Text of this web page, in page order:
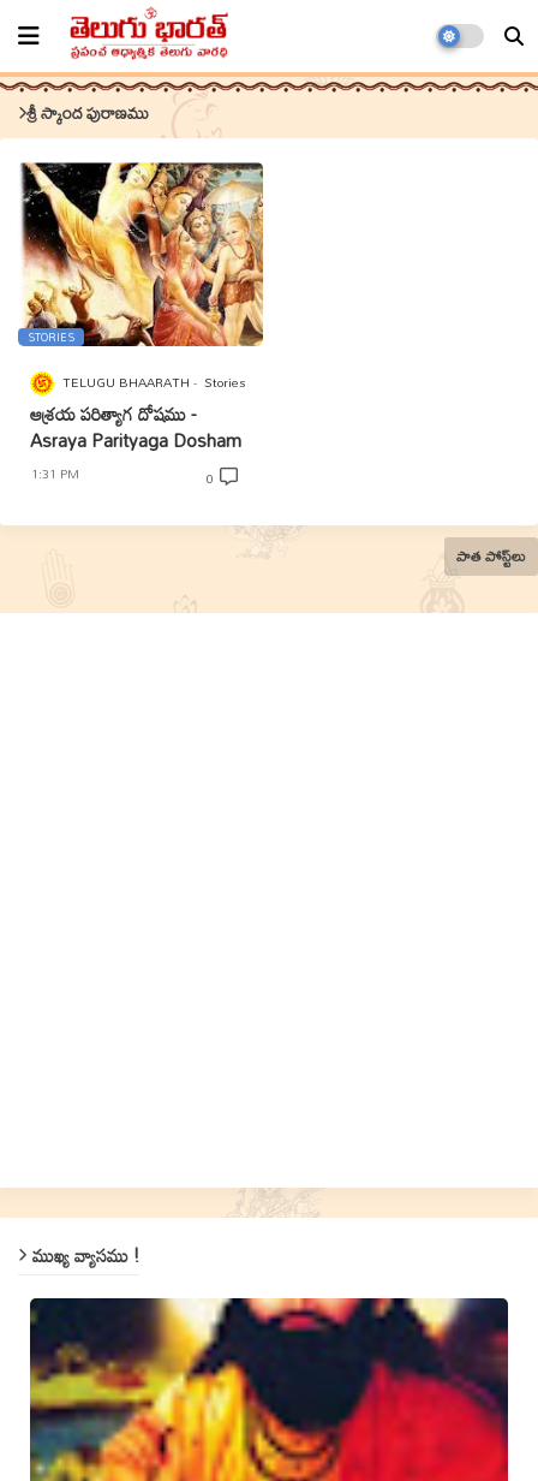
శ్రీ స్కాంద పురాణము
STORIES
TELUGU BHAARATH Stories
ఆశ్రయ పరిత్యాగ దోషము -
Asraya Parityaga Dosham
1:31 PM 0
పాత పోస్ట్‌లు
ముఖ్య వ్యాసము !